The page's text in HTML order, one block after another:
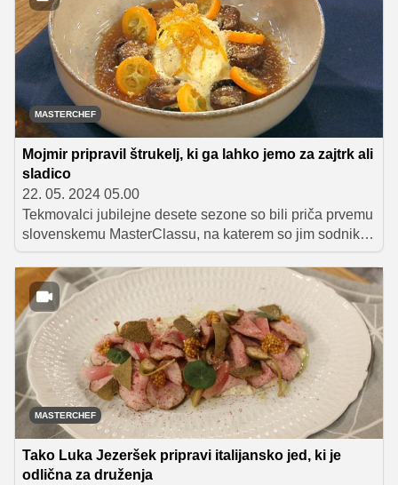
boste junijski jedilnik obogatili z okusnimi zelenjavnimi
jedmi ter slastnimi sadnimi sladicami.
MASTERCHEF
Mojmir pripravil štrukelj, ki ga lahko jemo za zajtrk ali
sladico
22. 05. 2024 05.00
Tekmovalci jubilejne desete sezone so bili priča prvemu
slovenskemu MasterClassu, na katerem so jim sodniki
prezentirali pripravo petih jedi. Poleg nebeške polente,
vitella tonnata, crepes Suzette in odlične solate s
piščancem, so se s pomočjo Mojmirja Šiftarja naučili
pripraviti odlične sladke štruklje.
MASTERCHEF
Tako Luka Jezeršek pripravi italijansko jed, ki je
odlična za druženja